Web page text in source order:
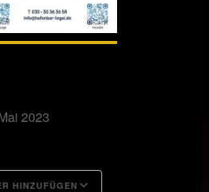
2023
HINZUFÜGEN